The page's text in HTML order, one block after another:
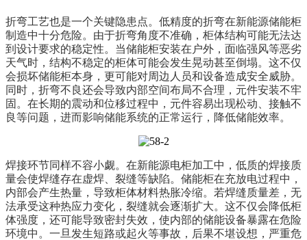
折弯工艺也是一个关键隐患点。低精度的折弯在新能源储能柜
制造中十分危险。由于折弯角度不准确，柜体结构可能无法达
到设计要求的稳定性。当储能柜安装在户外，面临强风等恶劣
天气时，结构不稳定的柜体可能会发生晃动甚至倒塌。这不仅
会损坏储能柜本身，更可能对周边人员和设备造成安全威胁。
同时，折弯不良还会导致内部空间布局不合理，元件安装不牢
固。在长期的震动和位移过程中，元件容易出现松动、接触不
良等问题，进而影响储能系统的正常运行，降低储能效率。
焊接环节同样不容小觑。在新能源电柜加工中，低质的焊接质
量会使焊缝存在虚焊、裂缝等缺陷。储能柜在充放电过程中，
内部会产生热量，导致柜体材料热胀冷缩。若焊缝质量差，无
法承受这种热应力变化，裂缝就会逐渐扩大。这不仅会降低柜
体强度，还可能导致密封失效，使内部的储能设备暴露在危险
环境中。一旦发生短路或起火等事故，后果不堪设想，严重危